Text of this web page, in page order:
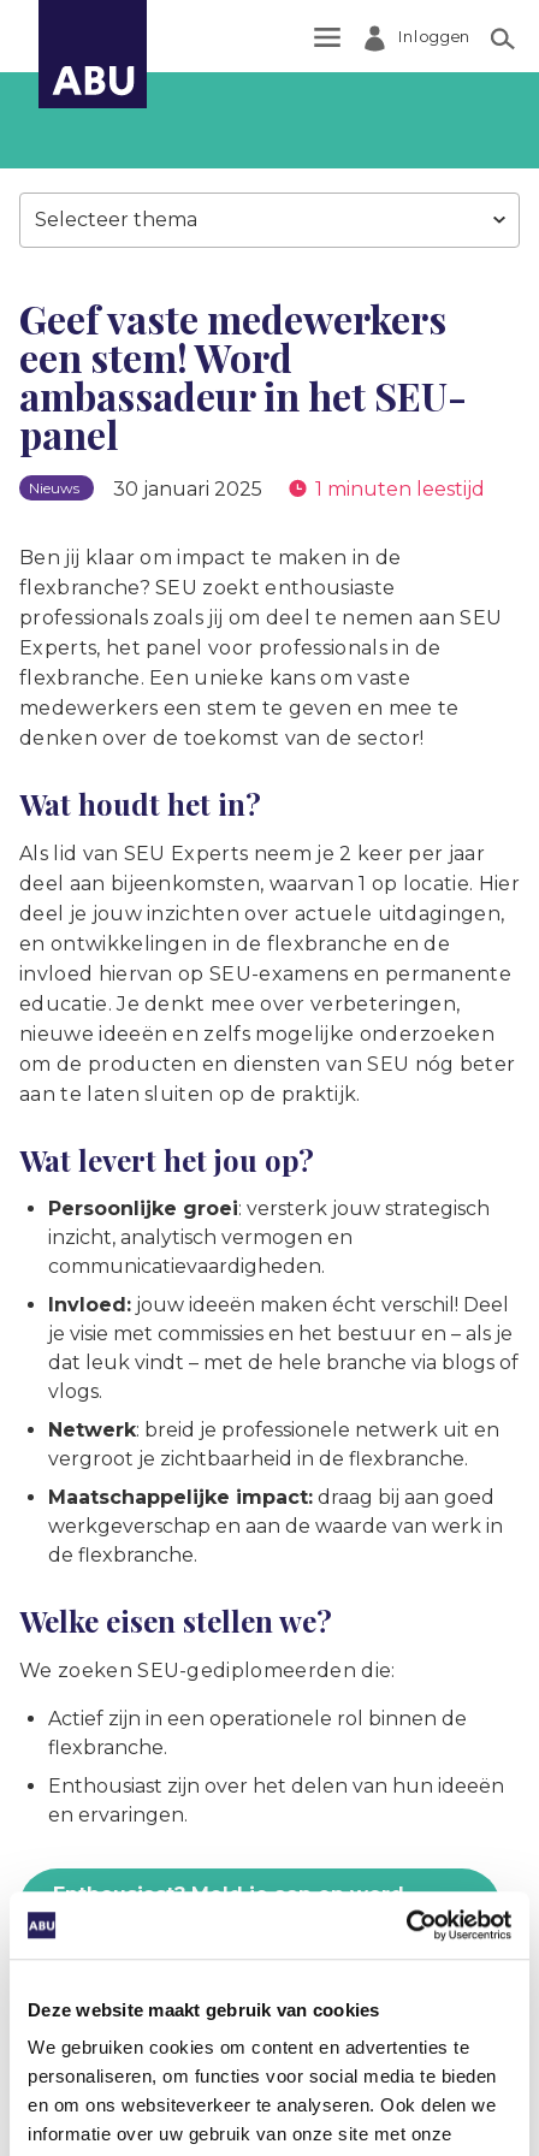
Deze website maakt gebruik van cookies
We gebruiken cookies om content en advertenties te
personaliseren, om functies voor social media te bieden
en om ons websiteverkeer te analyseren. Ook delen we
informatie over uw gebruik van onze site met onze
Inloggen
Selecteer thema
Geef vaste medewerkers
een stem! Word
ambassadeur in het SEU-
panel
Nieuws 30 januari 2025 1 minuten leestijd
Ben jij klaar om impact te maken in de
flexbranche? SEU zoekt enthousiaste
professionals zoals jij om deel te nemen aan SEU
Experts, het panel voor professionals in de
flexbranche. Een unieke kans om vaste
medewerkers een stem te geven en mee te
denken over de toekomst van de sector!
Wat houdt het in?
Als lid van SEU Experts neem je 2 keer per jaar
deel aan bijeenkomsten, waarvan 1 op locatie. Hier
deel je jouw inzichten over actuele uitdagingen,
en ontwikkelingen in de flexbranche en de
invloed hiervan op SEU-examens en permanente
educatie. Je denkt mee over verbeteringen,
nieuwe ideeën en zelfs mogelijke onderzoeken
om de producten en diensten van SEU nóg beter
aan te laten sluiten op de praktijk.
Wat levert het jou op?
Persoonlijke groei: versterk jouw strategisch
inzicht, analytisch vermogen en
communicatievaardigheden.
Invloed: jouw ideeën maken écht verschil! Deel
je visie met commissies en het bestuur en – als je
dat leuk vindt – met de hele branche via blogs of
vlogs.
Netwerk: breid je professionele netwerk uit en
vergroot je zichtbaarheid in de flexbranche.
Maatschappelijke impact: draag bij aan goed
werkgeverschap en aan de waarde van werk in
de flexbranche.
Welke eisen stellen we?
We zoeken SEU-gediplomeerden die:
Actief zijn in een operationele rol binnen de
flexbranche.
Enthousiast zijn over het delen van hun ideeën
en ervaringen.
Enthousiast? Meld je aan en word
ambassadeur in SEU Experts!
Deel dit artikel